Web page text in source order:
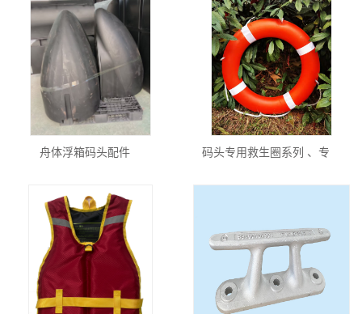
舟体浮箱码头配件 码头专用救生圈系列 、专